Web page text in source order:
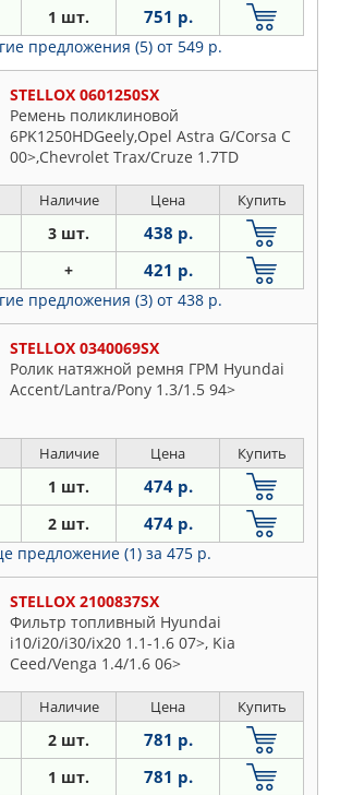
1 шт. 751 р.
предложения (5) от 549 р.
STELLOX 0601250SX
Ремень поликлиновой
6PK1250HDGeely,Opel Astra G/Corsa C
00>,Chevrolet Trax/Cruze 1.7TD
Наличие Цена Купить
3 шт. 438 р.
+ 421 р.
предложения (3) от 438 р.
STELLOX 0340069SX
Ролик натяжной ремня ГРМ Hyundai
Accent/Lantra/Pony 1.3/1.5 94>
Наличие Цена Купить
1 шт. 474 р.
2 шт. 474 р.
предложение (1) за 475 р.
STELLOX 2100837SX
Фильтр топливный Hyundai
i10/i20/i30/ix20 1.1-1.6 07>, Kia
Ceed/Venga 1.4/1.6 06>
Наличие Цена Купить
2 шт. 781 р.
1 шт. 781 р.